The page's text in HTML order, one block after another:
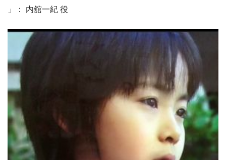
」： 内舘一紀 役